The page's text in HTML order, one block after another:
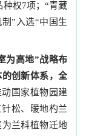
权7项；“青藏
”入选“中国生
为高地”战略布
创新体系，全
国家植物园建
松、暖地杓兰
兰科植物迁地